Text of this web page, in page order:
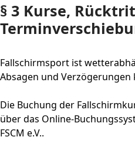
§ 3 Kurse,
Fallschirmsport ist
Absagen und Verzögerungen
Die Buchung der
über das Online-
FSCM e.V..